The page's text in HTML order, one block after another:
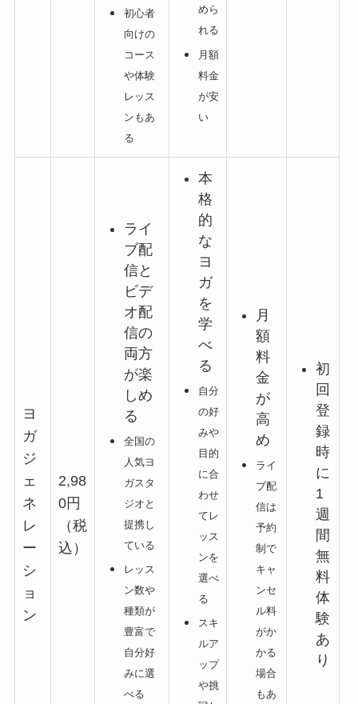
初心者
向けの
コース
や体験
レッス
ンもあ
る
めら
れる
月額
料金
が安
い
ヨ
ガ
ジ
ェ
ネ
レ
ー
シ
ョ
ン
2,98
0円
（税
込）
ライ
ブ配
信と
ビデ
オ配
信の
両方
が楽
しめ
る
全国の
人気ヨ
ガスタ
ジオと
提携し
ている
レッス
ン数や
種類が
豊富で
自分好
みに選
べる
本
格
的
な
ヨ
ガ
を
学
べ
る
自分
の好
みや
目的
に合
わせ
てレ
ッス
ンを
選べ
る
スキ
ルア
ップ
や挑
月
額
料
金
が
高
め
ライ
ブ配
信は
予約
制で
キャ
ンセ
ル料
がか
かる
場合
もあ
初
回
登
録
時
に
1
週
間
無
料
体
験
あ
り